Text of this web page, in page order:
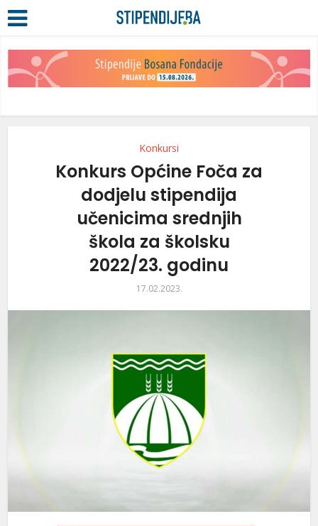
Konkursi
Konkurs Općine Foča za
dodjelu stipendija
učenicima srednjih
škola za školsku
2022/23. godinu
17.02.2023.